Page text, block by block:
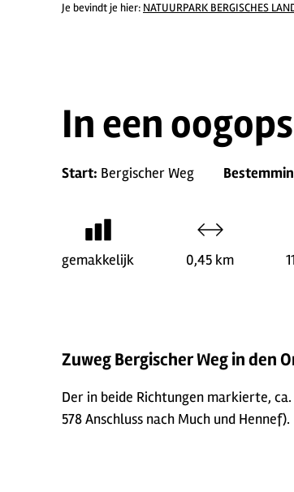
Je bevindt je hier: NATUURPARK BERGISCHES
In een
Start: Bergischer Weg
gemakkelijk 0,45 km
Zuweg Bergischer Weg in den
Der in beide Richtungen markierte,
578 Anschluss nach Much und Hennef).